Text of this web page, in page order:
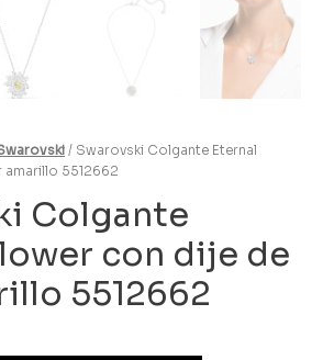
/ Swarovski Colgante Eternal
amarillo 5512662
Colgante
con dije de
5512662